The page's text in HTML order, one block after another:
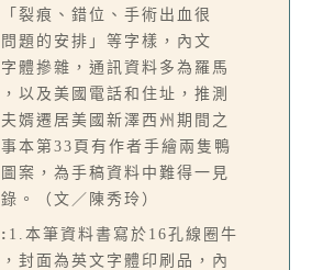
裂痕、錯位、手術出血很
題的安排」等字樣，內文
體摻雜，通訊資料多為羅馬
以及美國電話和住址，推測
婿遷居美國新澤西州期間之
本第33頁有作者手繪兩隻鴨
案，為手稿資料中難得一見
。（文／陳秀玲）
1.本筆資料書寫於16孔線圈牛
封面為英文字體印刷品，內